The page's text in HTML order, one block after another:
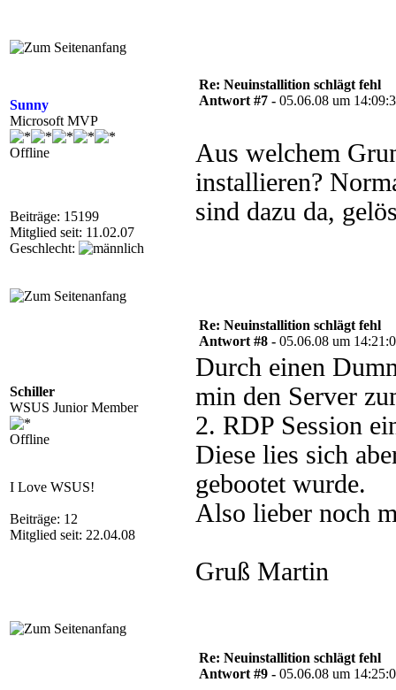
Sunny
Microsoft MVP
Offline
Beiträge: 15199
Mitglied seit: 11.02.07
Geschlecht:
Re: Neuinstallition schlägt fehl
Antwort #7 - 05.06.08 um
Aus welchem
installieren?
sind dazu da,
Schiller
WSUS Junior Member
Offline
I Love WSUS!
Beiträge: 12
Mitglied seit: 22.04.08
Re: Neuinstallition schlägt fehl
Antwort #8 - 05.06.08 um
Durch einen
min den Server
2. RDP Session
Diese lies sich
gebootet wurde.
Also lieber noch
Gruß Martin
Re: Neuinstallition schlägt fehl
Antwort #9 - 05.06.08 um